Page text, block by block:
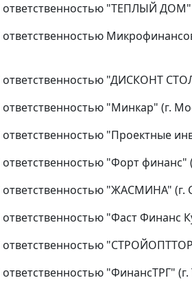
"ТЕПЛЫЙ ДОМ"
"ДИСКОНТ
"Минкар" (г.
"Проектные
"Форт финанс"
"ЖАСМИНА" (г.
"Фаст Финанс
"ФинансТРГ"